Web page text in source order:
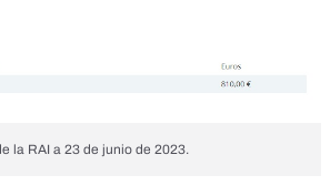
la RAI a 23 de junio de 2023.